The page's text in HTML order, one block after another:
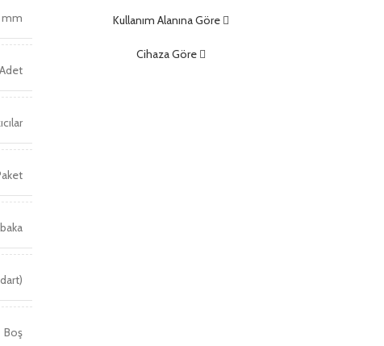
Boş
Kullanım Alanına Göre
Cihaza Göre